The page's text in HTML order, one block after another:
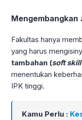
Mengembangkan
Fakultas hanya
yang harus
tambahan (soft skill
menentukan
IPK tinggi.
Kamu Perlu :